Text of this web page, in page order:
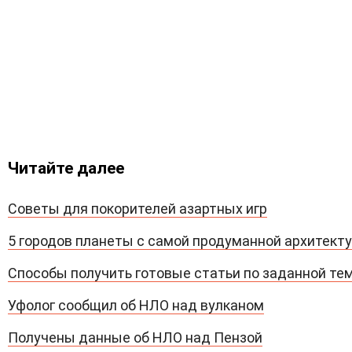
Читайте далее
Советы для покорителей азартных игр
5 городов планеты с самой продуманной
Способы получить готовые статьи по заданной
Уфолог сообщил об НЛО над вулканом
Получены данные об НЛО над Пензой